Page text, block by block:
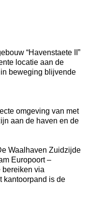
“Havenstaete II”
locatie aan de
beweging blijvende
omgeving van met
aan de haven en de
Waalhaven Zuidzijde
Europoort –
bereiken via
kantoorpand is de